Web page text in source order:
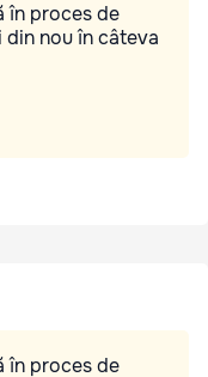
în proces de
nou în câteva
în proces de